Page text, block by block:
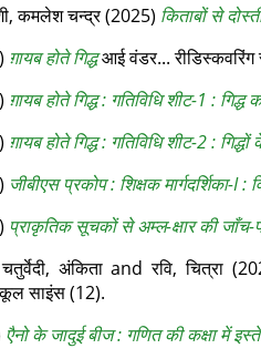
कमलेश चन्‍द्र(2025) किताबों से
ग़ायब होते गिद्धआई वंडर...
ग़ायब होते गिद्ध : गतिविधि शीट-1 : गिद्ध
ग़ायब होते गिद्ध : गतिविधि शीट-2 :
जीबीएस प्रकोप : शिक्षक मार्गदर्शिका-I
प्राकृतिक सूचकों से अम्‍ल-क्षार की जाँच-
चतुर्वेदी, अंकिताandरवि, चित्रा
साइंस (12).
एैनो के जादुई बीज : गणित की कक्षा में